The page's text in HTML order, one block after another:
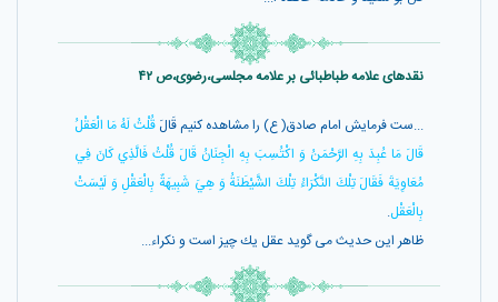
نقدهای علامه طباطبائی بر علامه مجلسی،رضوی،ص ۴۲
...ست فرمايش امام صادق( ع) را مشاهده كنيم قَالَ قُلْتُ لَهُ مَا الْعَقْلُ
قَالَ مَا عُبِدَ بِهِ الرَّحْمَنُ وَ اكْتُسِبَ بِهِ الْجِنَانُ قَالَ قُلْتُ فَالَّذِي كَانَ فِي
مُعَاوِيَةَ فَقَالَ تِلْكَ النَّكْرَاءُ تِلْكَ الشَّيْطَنَةُ وَ هِيَ شَبِيهَةٌ بِالْعَقْلِ وَ لَيْسَتْ
بِالْعَقْل.
ظاهر اين حديث مى گويد عقل يك چيز است و نكراء...